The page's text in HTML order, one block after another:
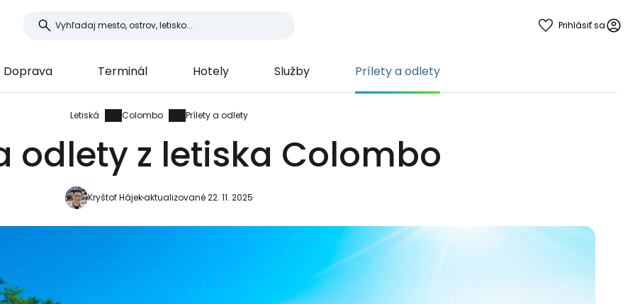
Prihlásiť sa
Doprava Terminál Hotely Služby Prílety a odlety
Letiská Colombo Prílety a odlety
odlety z letiska Colombo
Kryštof Hájekaktualizované 22. 11. 2025